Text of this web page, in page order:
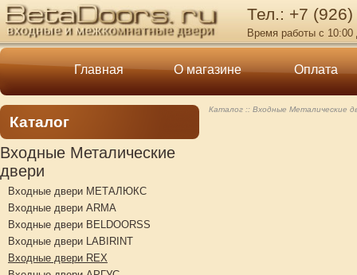
Тел.: +7
Время работы с 10:00
Главная О магазине Оплата
Каталог
Входные Металические
двери
Входные двери МЕТАЛЮКС
Входные двери ARMA
Входные двери BELDOORSS
Входные двери LABIRINT
Входные двери REX
Каталог Входные Металические